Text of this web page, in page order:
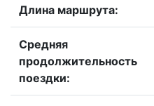
Длина маршрута:
Средняя
продолжительность
поездки: